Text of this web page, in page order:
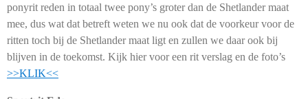
ponyrit reden in totaal twee pony’s groter dan de Shetlander maat
mee, dus wat dat betreft weten we nu ook dat de voorkeur voor de
ritten toch bij de Shetlander maat ligt en zullen we daar ook bij
blijven in de toekomst. Kijk hier voor een rit verslag en de foto’s
>>KLIK<<